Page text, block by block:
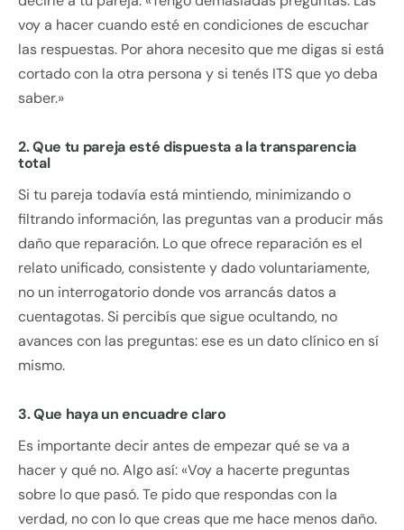
voy a hacer cuando esté en condiciones de escuchar
las respuestas. Por ahora necesito que me digas si está
cortado con la otra persona y si tenés ITS que yo deba
saber.»
2. Que tu pareja esté dispuesta a la transparencia
total
Si tu pareja todavía está mintiendo, minimizando o
filtrando información, las preguntas van a producir más
daño que reparación. Lo que ofrece reparación es el
relato unificado, consistente y dado voluntariamente,
no un interrogatorio donde vos arrancás datos a
cuentagotas. Si percibís que sigue ocultando, no
avances con las preguntas: ese es un dato clínico en sí
mismo.
3. Que haya un encuadre claro
Es importante decir antes de empezar qué se va a
hacer y qué no. Algo así: «Voy a hacerte preguntas
sobre lo que pasó. Te pido que respondas con la
verdad, no con lo que creas que me hace menos daño.